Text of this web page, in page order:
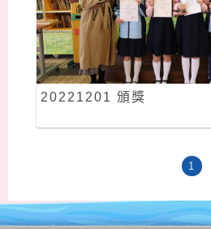
20221201 頒獎
1